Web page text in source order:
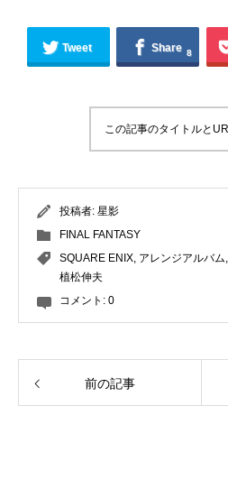
Tweet Share 8
この記事のタイトルと
投稿者: 星影
FINAL FANTASY
SQUARE ENIX, アレンジアルバム,
植松伸夫
コメント: 0
前の記事